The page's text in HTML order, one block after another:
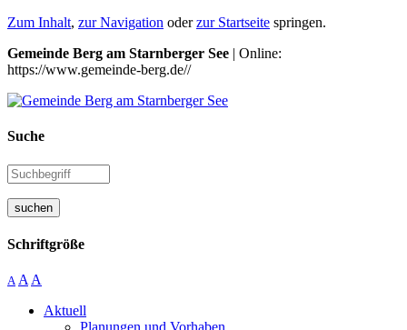
Zum Inhalt, zur Navigation oderzur Startseite springen.
Gemeinde Berg am Starnberger See | Online:
https://www.gemeinde-berg.de//
Suche
suchen
Schriftgröße
A A A
Aktuell
Planungen und Vorhaben